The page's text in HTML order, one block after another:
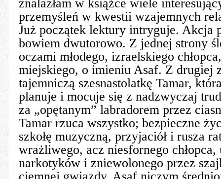
znalazłam w książce wiele
przemyśleń w kwestii wzajemnych
Już początek lektury intryguje. Akcja
bowiem dwutorowo. Z jednej strony
oczami młodego, izraelskiego
miejskiego, o imieniu Asaf. Z drugiej
tajemniczą szesnastolatkę Tamar,
planuje i mocuje się z nadzwyczaj
za „opętanym” labradorem przez
Tamar rzuca wszystko; bezpieczne
szkołę muzyczną, przyjaciół i rusza
wrażliwego, acz niesfornego chłopca,
narkotyków i zniewolonego przez
ciemnej gwiazdy. Asaf niczym